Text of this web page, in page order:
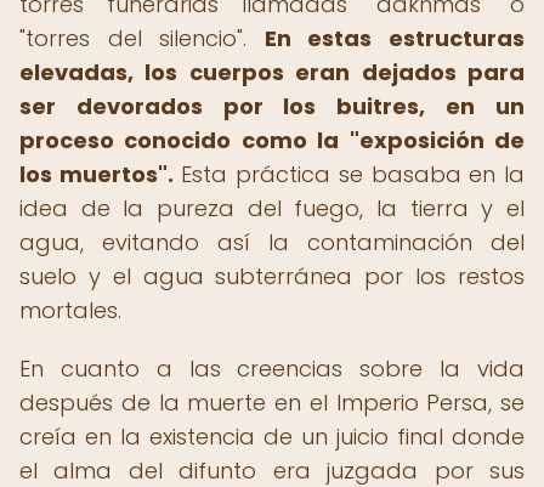
"torres del silencio". En estas estructuras
elevadas, los cuerpos eran dejados para
ser devorados por los buitres, en un
proceso conocido como la "exposición de
los muertos". Esta práctica se basaba en la
idea de la pureza del fuego, la tierra y el
agua, evitando así la contaminación del
suelo y el agua subterránea por los restos
mortales.
En cuanto a las creencias sobre la vida
después de la muerte en el Imperio Persa, se
creía en la existencia de un juicio final donde
el alma del difunto era juzgada por sus